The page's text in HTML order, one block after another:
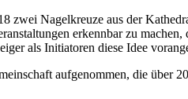
Nagelkreuze aus der
erkennbar zu
als Initiatoren diese Idee
aufgenommen, die über